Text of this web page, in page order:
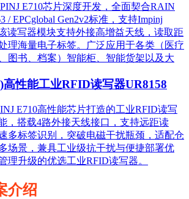
E710芯片深度开发，全面契合RAIN
/ EPCglobal Gen2v2标准，支持Impinj
读写器模块支持外接高增益天线，读取距
理海量电子标签。广泛应用于各类（医疗
图书、档案）智能柜、智能货架以及大
性能工业RFID读写器UR8158
E710高性能芯片打造的工业RFID读写
，搭载4路外接天线接口，支持远距读
多标签识别，突破电磁干扰瓶颈，适配仓
场景，兼具工业级抗干扰与便捷部署优
理升级的优选工业RFID读写器。
介绍